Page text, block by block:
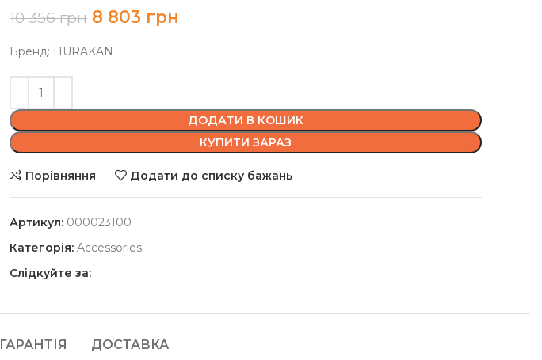
10 356грн 8 803 грн
Бренд: HURAKAN
ДОДАТИ В КОШИК
КУПИТИ ЗАРАЗ
Порівняння Додати до списку бажань
Артикул: 000023100
Категорія: Accessories
Слідкуйте за:
ГАРАНТІЯ ДОСТАВКА